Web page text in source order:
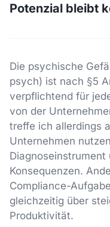
Potenzial bleibt
Die psychische
psych) ist nach §5
verpflichtend für
von der
treffe ich allerdings
Unternehmen
Konsequenzen.
Compliance-
gleichzeitig über
Produktivität.